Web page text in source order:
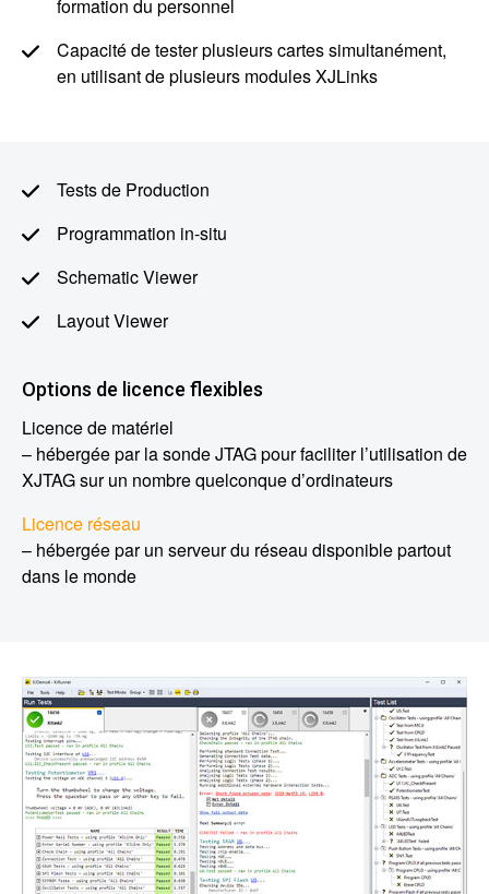
formation du personnel
Capacité de tester plusieurs cartes simultanément,
en utilisant de plusieurs modules XJLinks
Tests de Production
Programmation in-situ
Schematic Viewer
Layout Viewer
Options de licence flexibles
Licence de matériel
– hébergée par la sonde JTAG pour faciliter l’utilisation de
XJTAG sur un nombre quelconque d’ordinateurs
Licence réseau
– hébergée par un serveur du réseau disponible partout
dans le monde